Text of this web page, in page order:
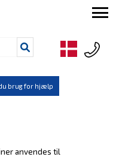
brug for hjælp
anvendes til